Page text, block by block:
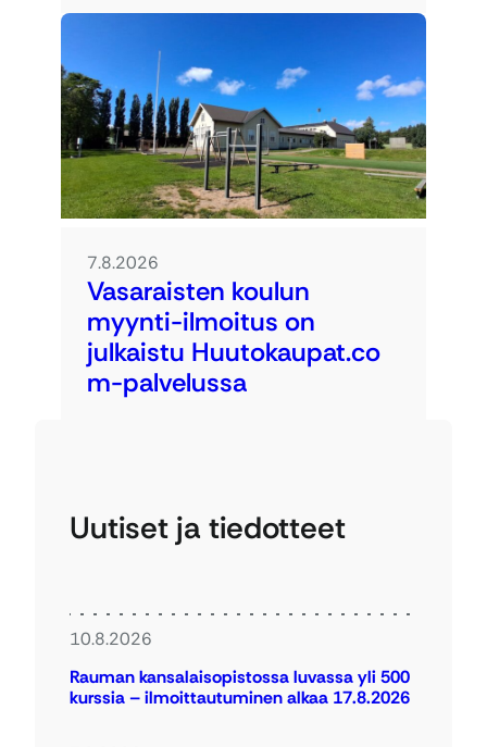
7.8.2026
Vasaraisten koulun
myynti-ilmoitus on
julkaistu Huutokaupat.co
m-palvelussa
Uutiset ja tiedotteet
10.8.2026
Rauman kansalaisopistossa luvassa yli 500
kurssia – ilmoittautuminen alkaa 17.8.2026